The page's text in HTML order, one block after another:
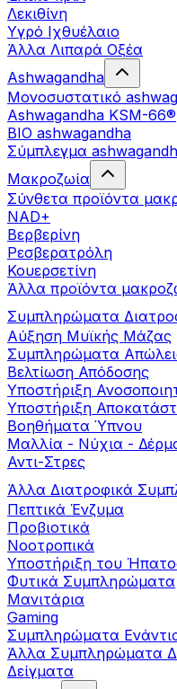
Λεκιθίνη
Υγρό Ιχθυέλαιο
Άλλα Λιπαρά Οξέα
Ashwagandha
Μονοσυστατικό
Ashwagandha KSM-66®
BIO ashwagandha
Σύμπλεγμα
Μακροζωία
Σύνθετα προϊόντα
NAD+
Βερβερίνη
Ρεσβερατρόλη
Κουερσετίνη
Άλλα προϊόντα
Συμπληρώματα
Αύξηση Μυϊκής Μάζας
Συμπληρώματα
Βελτίωση Απόδοσης
Υποστήριξη
Yποστήριξη
Βοηθήματα Ύπνου
Μαλλία - Νύχια -
Αντι-Στρες
Άλλα Διατροφικά
Πεπτικά Ένζυμα
Προβιοτικά
Νοοτροπικά
Υποστήριξη του
Φυτικά Συμπληρώματα
Μανιτάρια
Gaming
Συμπληρώματα
Άλλα Συμπληρώματα
Δείγματα